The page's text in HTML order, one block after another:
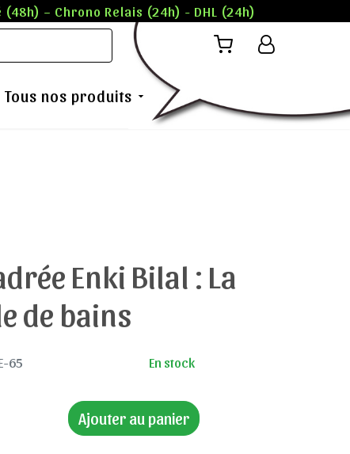
– Chrono Relais (24h) - DHL (24h)
Tous nos produits
Enki Bilal : La
de bains
65 En stock
Ajouter au panier